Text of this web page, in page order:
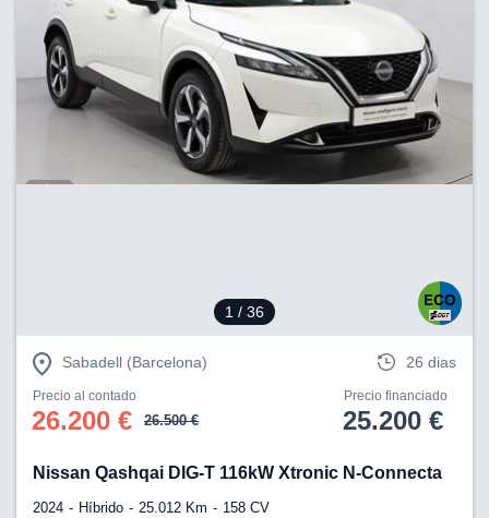
1 / 36
Sabadell (Barcelona) 26 dias
Precio al contado
26.200 € 26.500 €
Precio financiado
25.200 €
Nissan Qashqai DIG-T 116kW Xtronic N-Connecta
2024 Híbrido 25.012 Km 158 CV